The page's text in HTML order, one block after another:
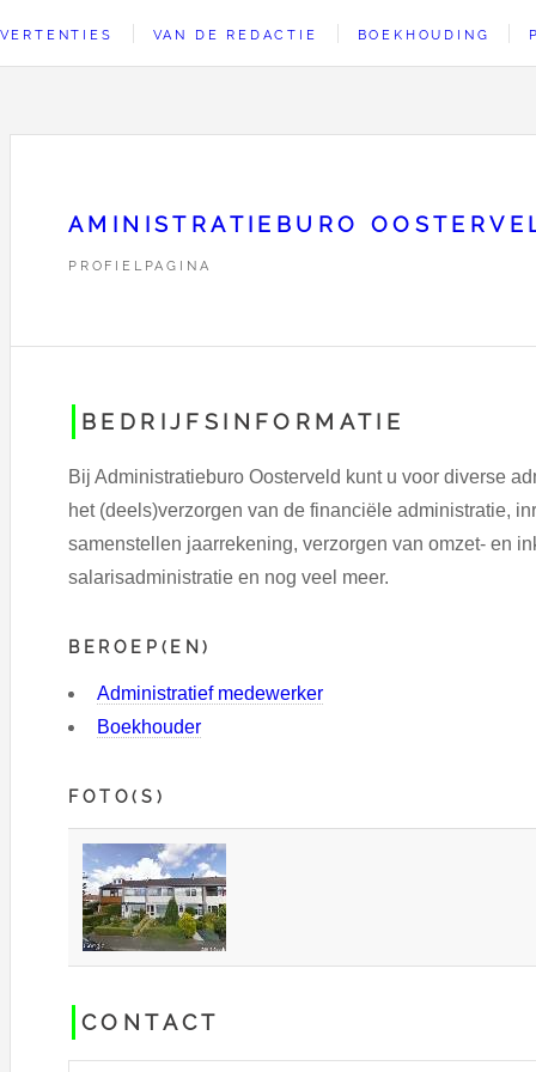
VAN DE REDACTIE BOEKHOUDING
AMINISTRATIEBURO
PROFIELPAGINA
BEDRIJFSINFORMATIE
Bij Administratieburo Oosterveld kunt u voor diverse
het (deels)verzorgen van de financiële administratie,
samenstellen jaarrekening, verzorgen van omzet- en
salarisadministratie en nog veel meer.
BEROEP(EN)
Administratief medewerker
Boekhouder
FOTO(S)
CONTACT